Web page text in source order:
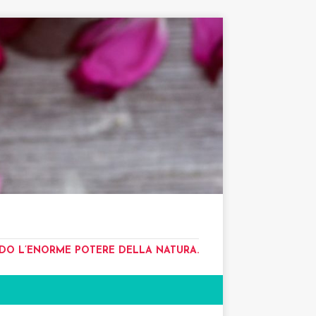
L’ENORME POTERE DELLA NATURA.